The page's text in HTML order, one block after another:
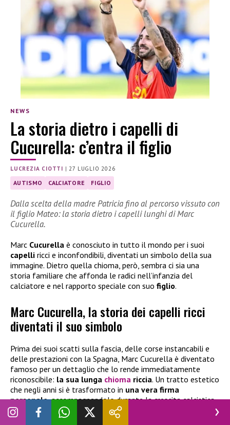
NEWS
La storia dietro i capelli di
Cucurella: c’entra il figlio
LUCREZIA CIOTTI |27 LUGLIO 2026
AUTISMO CALCIATORE FIGLIO
Dalla scelta della madre Patricia fino al percorso vissuto con
il figlio Mateo: la storia dietro i capelli lunghi di Marc
Cucurella.
Marc Cucurella è conosciuto in tutto il mondo per i suoi
capelli ricci e inconfondibili, diventati un simbolo della sua
immagine. Dietro quella chioma, però, sembra ci sia una
storia familiare che affonda le radici nell’infanzia del
calciatore e nel rapporto speciale con suo figlio.
Marc Cucurella, la storia dei capelli ricci
diventati il suo simbolo
Prima dei suoi scatti sulla fascia, delle corse instancabili e
delle prestazioni con la Spagna, Marc Cucurella è diventato
famoso per un dettaglio che lo rende immediatamente
riconoscibile: la sua lunga chioma riccia. Un tratto estetico
che negli anni si è trasformato in una vera firma
personale, accompagnandolo durante la crescita calcistica
fino ai palcoscenici più importanti. Il terzino spagnolo è oggi
considerato uno degli esterni più completi del panorama